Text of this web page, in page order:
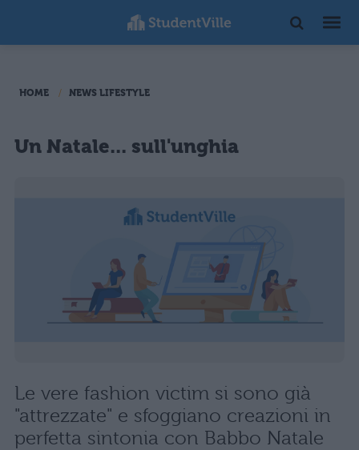
HOME NEWS LIFESTYLE
Un Natale... sull'unghia
Le vere fashion victim si sono già
"attrezzate" e sfoggiano creazioni in
perfetta sintonia con Babbo Natale